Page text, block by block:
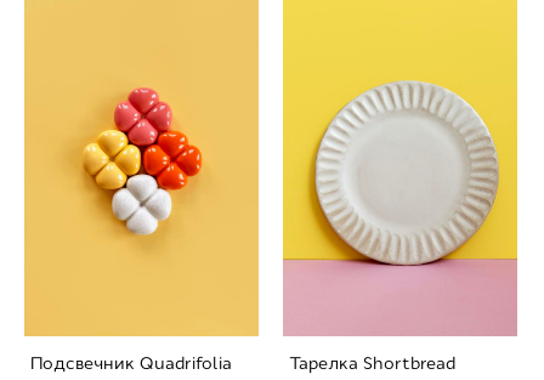
Подсвечник Quadrifolia
Тарелка Shortbread